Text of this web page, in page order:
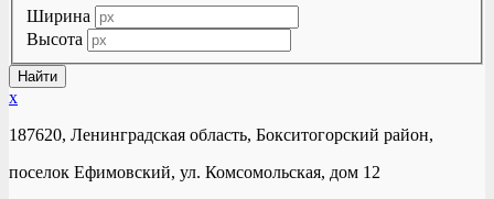
Ширина
Высота
x
187620, Ленинградская область, Бокситогорский район,
поселок Ефимовский, ул. Комсомольская, дом 12